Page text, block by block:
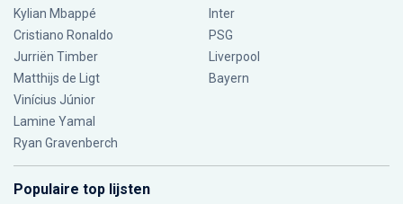
Kylian Mbappé
Cristiano Ronaldo
Jurriën Timber
Matthijs de Ligt
Vinícius Júnior
Lamine Yamal
Ryan Gravenberch
Inter
PSG
Liverpool
Bayern
Populaire top lijsten